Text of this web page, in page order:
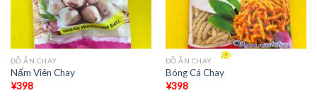
ĐỒ ĂN CHAY
Nấm Viên Chay
¥398
ĐỒ ĂN CHAY
Bóng Cá Chay
¥398